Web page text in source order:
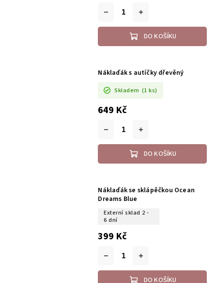
DO KOŠÍKU
Náklaďák s autíčky dřevěný
Skladem (1 ks)
649 Kč
DO KOŠÍKU
Náklaďák se sklápěčkou Ocean
Dreams Blue
Externí sklad 2 -
6 dní
399 Kč
DO KOŠÍKU